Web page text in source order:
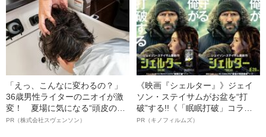
語る”《日本興収70億円突破》
「えっ、こんなに変わるの？」
36歳男性ライターのニオイが激
変！ 夏場に気になる“頭皮のニ
オイ”や“ベタつき”を解消す
PR（株式会社スヴェンソン）
《映画『シェルター』》ジェイ
ソン・ステイサムがお盆を“打
破”する!!《「眠眠打破」コラ
ボ》
PR（キノフィルムズ）